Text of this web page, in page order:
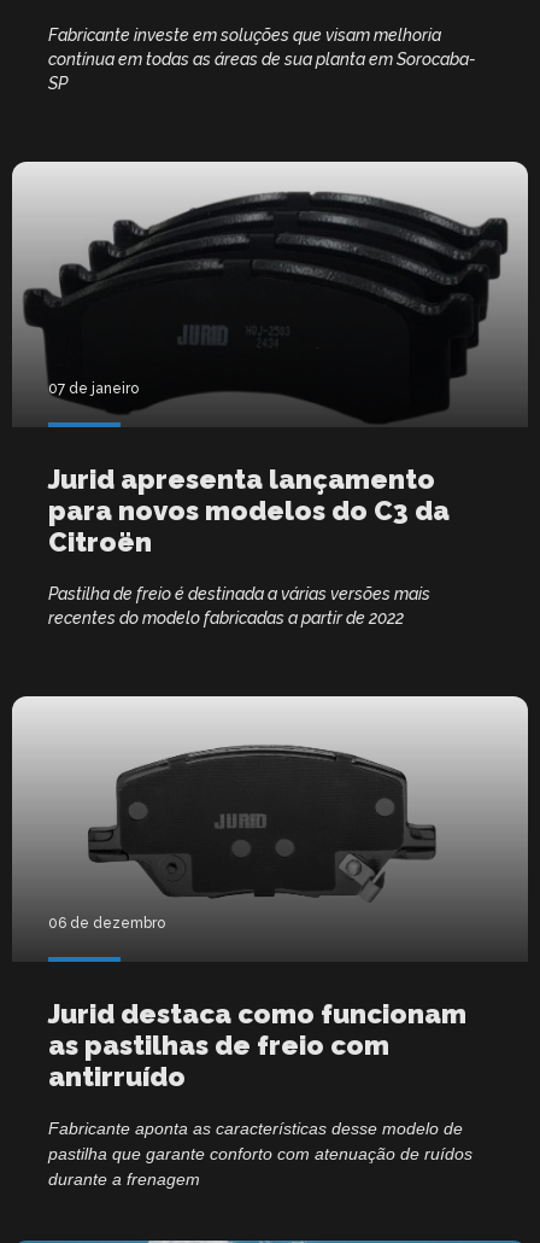
Fabricante investe em soluções que visam melhoria
contínua em todas as áreas de sua planta em Sorocaba-
SP
07 de janeiro
Jurid apresenta lançamento
para novos modelos do C3 da
Citroën
Pastilha de freio é destinada a várias versões mais
recentes do modelo fabricadas a partir de 2022
06 de dezembro
Jurid destaca como funcionam
as pastilhas de freio com
antirruído
Fabricante aponta as características desse modelo de
pastilha que garante conforto com atenuação de ruídos
durante a frenagem